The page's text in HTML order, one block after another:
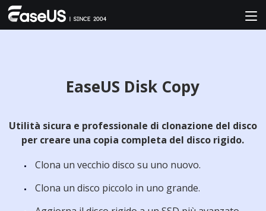
EaseUS Disk Copy
Utilità sicura e professionale di clonazione del disco
per creare una copia completa del disco rigido.
Clona un vecchio disco su uno nuovo.
Clona un disco piccolo in uno grande.